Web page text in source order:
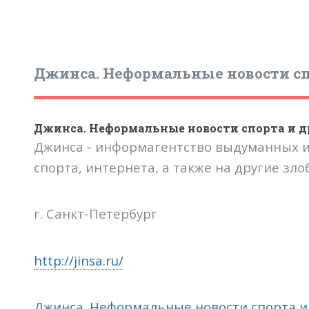
Джинса. Неформальные новости
Джинса. Неформальные новости спорта и
Джинса - информагентство выдуманных
спорта, интернета, а также на другие
г. Санкт-Петербург
http://jinsa.ru/